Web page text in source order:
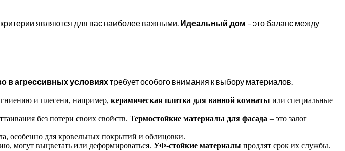
являются для вас наиболее важными. Идеальный дом – это баланс между
в агрессивных условияхтребует особого внимания к выбору материалов.
и плесени, например, керамическая плитка для ванной комнаты или специальные
без потери своих свойств. Термостойкие материалы для фасада – это залог
особенно для кровельных покрытий и облицовки.
могут выцветать или деформироваться. УФ-стойкие материалы продлят срок их службы.